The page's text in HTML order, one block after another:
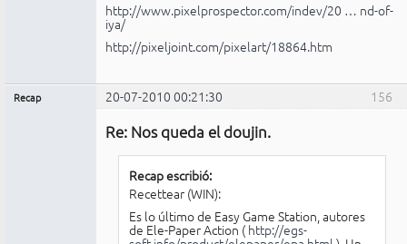
http://www.pixelprospector.com/indev/20 … nd-of-
iya/
http://pixeljoint.com/pixelart/18864.htm
156
Recap 20-07-2010 00:21:30
Re: Nos queda el doujin.
Recap escribió:
Recettear (WIN):
Es lo último de Easy Game Station, autores
de Ele-Paper Action ( http://egs-